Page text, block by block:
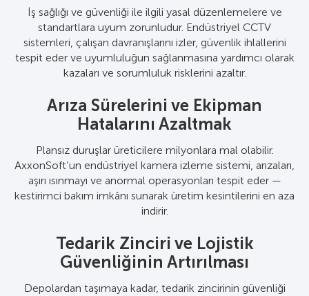
İş sağlığı ve güvenliği ile ilgili yasal düzenlemelere ve
standartlara uyum zorunludur. Endüstriyel CCTV
sistemleri, çalışan davranışlarını izler, güvenlik ihlallerini
tespit eder ve uyumluluğun sağlanmasına yardımcı olarak
kazaları ve sorumluluk risklerini azaltır.
Arıza Sürelerini ve Ekipman
Hatalarını Azaltmak
Plansız duruşlar üreticilere milyonlara mal olabilir.
AxxonSoft’un endüstriyel kamera izleme sistemi, arızaları,
aşırı ısınmayı ve anormal operasyonları tespit eder —
kestirimci bakım imkânı sunarak üretim kesintilerini en aza
indirir.
Tedarik Zinciri ve Lojistik
Güvenliğinin Artırılması
Depolardan taşımaya kadar, tedarik zincirinin güvenliği
analizlerinden yararlanın. Otomatik uyarılar, hızlı güvenlik
müdahalelerini tetikleyerek yanıt süresini iyileştirir.
Lojistik ve Tedarik Zinciri
Operasyonlarını Güvence Altına
Otomatik plaka tanıma, konteyner kodu tanıma, QR/
çubuk kod okuma ve depo gözetimi ile kargo, envanter
ve araç hareketlerini izleyin. Kayıpları, hırsızlıkları ve lojistik
verimsizlikleri azaltın.
Endüstriyel Kamera Sistemleriyle
Uzaktan Denetim
Bulut tabanlı gözetim ile birden fazla tesisi tek bir
platform üzerinden yönetin. AxxonSoft’un izleme sistemi
tüm tesislerde gerçek zamanlı görünürlük sağlar.